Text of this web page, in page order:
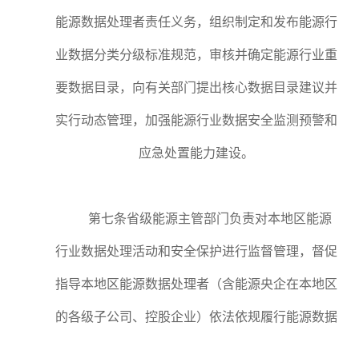
能源数据处理者责任义务，组织制定和发布能源行
业数据分类分级标准规范，审核并确定能源行业重
要数据目录，向有关部门提出核心数据目录建议并
实行动态管理，加强能源行业数据安全监测预警和
应急处置能力建设。
第七条省级能源主管部门负责对本地区能源
行业数据处理活动和安全保护进行监督管理，督促
指导本地区能源数据处理者（含能源央企在本地区
的各级子公司、控股企业）依法依规履行能源数据